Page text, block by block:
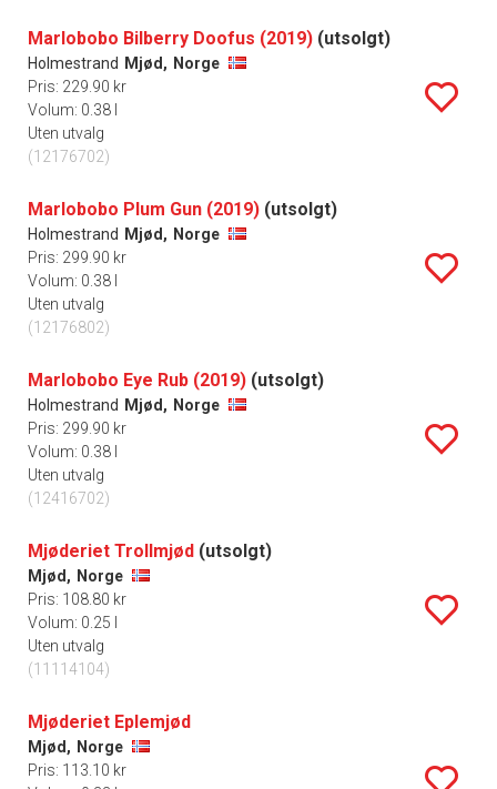
Marlobobo Bilberry Doofus (2019) (utsolgt)
Holmestrand Mjød, Norge
Pris: 229.90 kr
Volum: 0.38 l
Uten utvalg
(12176702)
Marlobobo Plum Gun (2019) (utsolgt)
Holmestrand Mjød, Norge
Pris: 299.90 kr
Volum: 0.38 l
Uten utvalg
(12176802)
Marlobobo Eye Rub (2019) (utsolgt)
Holmestrand Mjød, Norge
Pris: 299.90 kr
Volum: 0.38 l
Uten utvalg
(12416702)
Mjøderiet Trollmjød (utsolgt)
Mjød, Norge
Pris: 108.80 kr
Volum: 0.25 l
Uten utvalg
(11114104)
Mjøderiet Eplemjød
Mjød, Norge
Pris: 113.10 kr